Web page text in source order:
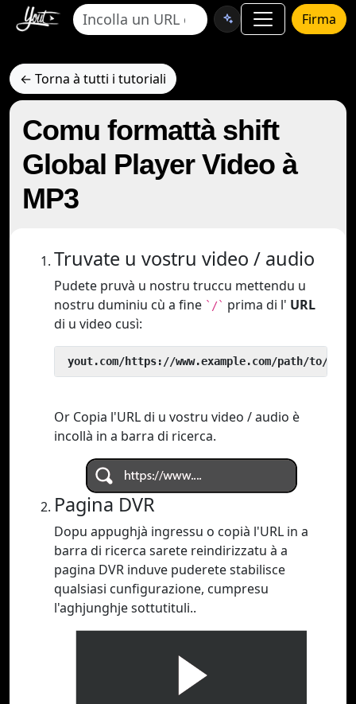
Firma
← Torna à tutti i tutoriali
Comu formattà shift
Global Player Video à
MP3
Truvate u vostru video / audio
Pudete pruvà u nostru truccu mettendu u
nostru duminiu cù a fine `/` prima di l' URL
di u video cusì:
yout.com/https://www.example.com/path/to/
Or Copia l'URL di u vostru video / audio è
incollà in a barra di ricerca.
Pagina DVR
Dopu appughjà ingressu o copià l'URL in a
barra di ricerca sarete reindirizzatu à a
pagina DVR induve puderete stabilisce
qualsiasi cunfigurazione, cumpresu
l'aghjunghje sottutituli..